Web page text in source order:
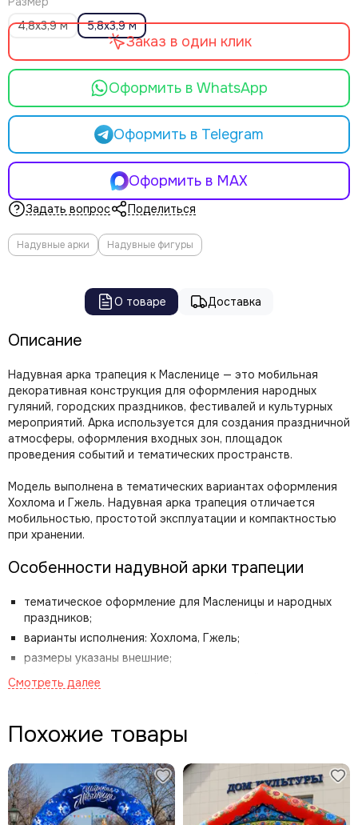
4,8х3,9 м
5,8х3,9 м
Оформить в WhatsApp
Оформить в Telegram
Оформить в MAX
Заказ в один клик
Задать вопрос Поделиться
Надувные арки Надувные фигуры
О товаре Доставка
Описание
Надувная арка трапеция к Масленице — это мобильная
декоративная конструкция для оформления народных
гуляний, городских праздников, фестивалей и культурных
мероприятий. Арка используется для создания праздничной
атмосферы, оформления входных зон, площадок
проведения событий и тематических пространств.
Модель выполнена в тематических вариантах оформления
Хохлома и Гжель. Надувная арка трапеция отличается
мобильностью, простотой эксплуатации и компактностью
при хранении.
Особенности надувной арки трапеции
тематическое оформление для Масленицы и народных
праздников;
варианты исполнения: Хохлома, Гжель;
размеры указаны внешние;
мобильная конструкция для мероприятий;
оболочка;
встроенный вентилятор;
Похожие товары